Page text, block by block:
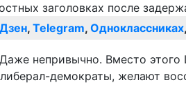
, Telegram, Одноклассниках,
непривычно. Вместо
демократы, желают